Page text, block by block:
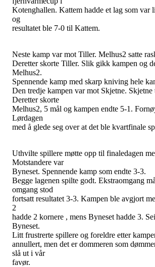
Kotenghallen. Kattem hadde et lag som var
og
resultatet ble 7-0 til Kattem.
Neste kamp var mot Tiller. Melhus2 satte
Deretter skorte Tiller. Slik gikk kampen og
Melhus2.
Spennende kamp med skarp kniving hele
Den tredje kampen var mot Skjetne. Skjetne
Deretter skorte
Melhus2, 5 mål og kampen endte 5-1.
Lørdagen
med å glede seg over at det ble kvartfinale
Uthvilte spillere møtte opp til finaledagen
Motstandere var
Byneset. Spennende kamp som endte 3-3.
Begge lagenen spilte godt. Ekstraomgang
omgang stod
fortsatt resultatet 3-3. Kampen ble avgjort
2
hadde 2 kornere , mens Byneset hadde 3.
Byneset.
Litt frustrerte spillere og foreldre etter
annullert, men det er dommeren som
slå ut i vår
favør.